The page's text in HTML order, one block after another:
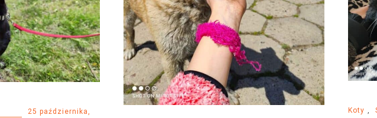
Koty ,
25 października,